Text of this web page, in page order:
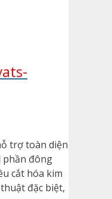
trợ toàn diện
phần đông
cắt hóa kim
đặc biệt,